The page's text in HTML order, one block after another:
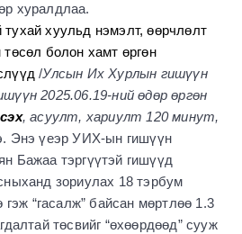
хуралдлаа.
тухай хуульд нэмэлт, өөрчлөлт
болон хамт өргөн
/Улсын Их Хурлын гишүүн
2025.06.19-ний өдөр өргөн
, асуулт, хариулт 120 минут,
Энэ үеэр УИХ-ын гишүүн
Бажаа тэргүүтэй гишүүд
зориулах 18 тэрбум
гэж “гасалж” байсан мөртлөө 1.3
төсвийг “өхөөрдөөд” сууж